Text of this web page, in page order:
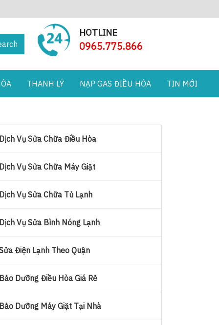
HOTLINE
0965.775.866
THANH LÝ NẠP GAS ĐIỀU HÒA TIN MỚI
Vụ Sửa Chữa Điều Hòa
Vụ Sửa Chữa Máy Giặt
Vụ Sửa Chữa Tủ Lạnh
Vụ Sửa Bình Nóng Lạnh
Điện Lạnh Theo Quận
Dưỡng Điều Hòa Giá Rẻ
Dưỡng Máy Giặt Tại Nhà